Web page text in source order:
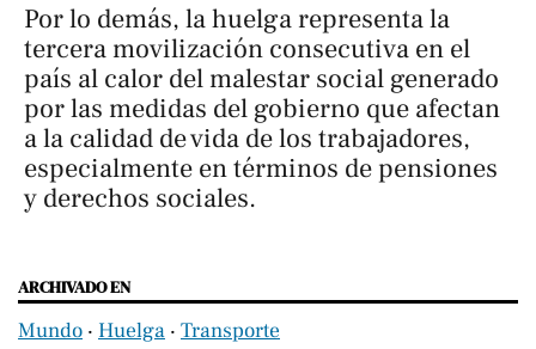
Por lo demás, la huelga representa la
tercera movilización consecutiva en el
país al calor del malestar social generado
por las medidas del gobierno que afectan
a la calidad de vida de los trabajadores,
especialmente en términos de pensiones
y derechos sociales.
ARCHIVADO EN
Mundo ‧ Huelga ‧ Transporte